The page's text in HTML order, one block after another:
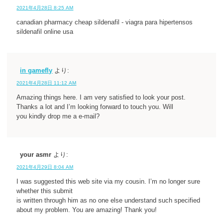
2021年4月28日 8:25 AM
canadian pharmacy cheap sildenafil - viagra para hipertensos
sildenafil online usa
in gamefly より:
2021年4月28日 11:12 AM
Amazing things here. I am very satisfied to look your post.
Thanks a lot and I’m looking forward to touch you. Will
you kindly drop me a e-mail?
your asmr より:
2021年4月29日 8:04 AM
I was suggested this web site via my cousin. I’m no longer sure
whether this submit
is written through him as no one else understand such specified
about my problem. You are amazing! Thank you!